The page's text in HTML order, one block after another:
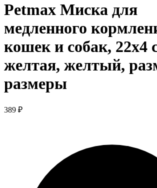
Petmax Миска для
медленного
кошек и собак, 22х4
желтая, желтый,
размеры
389 ₽